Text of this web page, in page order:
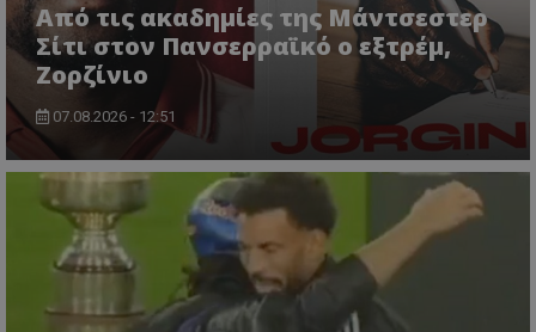
Από τις ακαδημίες της Μάντσεστερ
Σίτι στον Πανσερραϊκό ο εξτρέμ,
Ζορζίνιο
07.08.2026 - 12:51